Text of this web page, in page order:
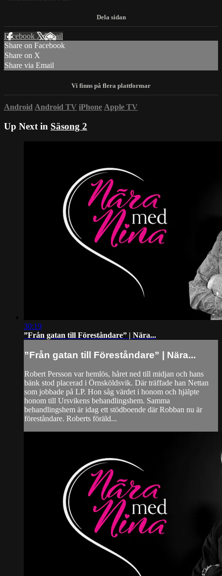
Facebook XEmail
Share on Facebook
Share on X
Share via Email
Android Android TV iPhone Apple TV
Up Next in Säsong 2
30:19
”Från gatan till Föreståndare” | Nära...
”Från gatan till Föreståndare” | Nära...
Robert Persson var hemlös, håret ned till midjan och hans
bänk stod placerad i Örnsköldsvik. Där träffade han Nettan
som jobbade på LP. Hon såg värdet i honom och hjälpte
honom till Ursvikens behandlingshem. Samma
behandlingshem är idag ett stödboende där Robban nu är
föreståndare. Roberts föräld...